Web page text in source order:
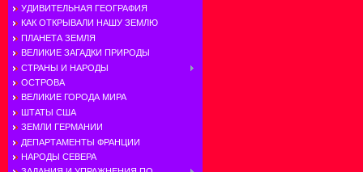
УДИВИТЕЛЬНАЯ ГЕОГРАФИЯ
КАК ОТКРЫВАЛИ НАШУ ЗЕМЛЮ
ПЛАНЕТА ЗЕМЛЯ
ВЕЛИКИЕ ЗАГАДКИ ПРИРОДЫ
СТРАНЫ И НАРОДЫ
ОСТРОВА
ВЕЛИКИЕ ГОРОДА МИРА
ШТАТЫ США
ЗЕМЛИ ГЕРМАНИИ
ДЕПАРТАМЕНТЫ ФРАНЦИИ
НАРОДЫ СЕВЕРА